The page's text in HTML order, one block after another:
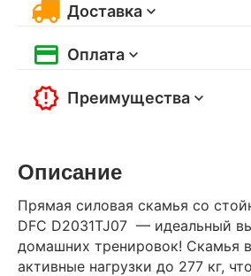
Доставка
Оплата
Преимущества
Описание
Прямая силовая скамья со
DFC D2031TJ07 — идеальный
домашних тренировок! Скамья
активные нагрузки до 277 кг,